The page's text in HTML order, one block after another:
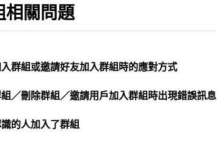
相關問題
群組或邀請好友加入群組時的應對方式
／刪除群組／邀請用戶加入群組時出現錯誤訊息
的人加入了群組